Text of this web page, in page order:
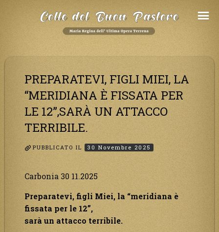
PREPARATEVI, FIGLI MIEI, LA
“MERIDIANA È FISSATA PER
LE 12”,SARÀ UN ATTACCO
TERRIBILE.
PUBBLICATO IL 30 Novembre 2025
Carbonia 30 11.2025
Preparatevi, figli Miei, la “meridiana è
fissata per le 12”,
sarà un attacco terribile.